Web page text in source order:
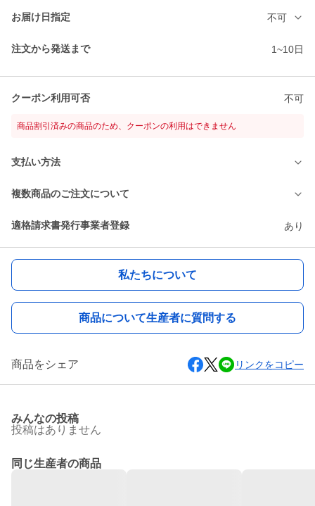
お届け日指定 不可
注文から発送まで 1~10日
クーポン利用可否 不可
商品割引済みの商品のため、クーポンの利用はできません
支払い方法
複数商品のご注文について
適格請求書発行事業者登録 あり
私たちについて
商品について生産者に質問する
商品をシェア リンクをコピー
みんなの投稿
投稿はありません
同じ生産者の商品